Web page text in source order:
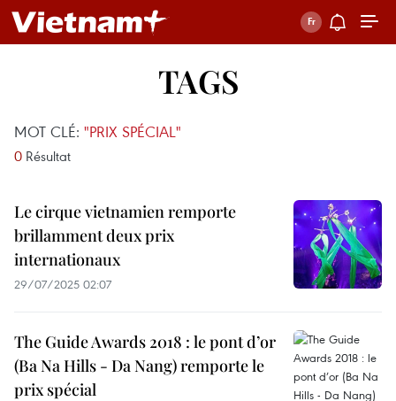
TAGS
MOT CLÉ: "PRIX SPÉCIAL"
0 Résultat
Le cirque vietnamien remporte
brillamment deux prix
internationaux
29/07/2025 02:07
The Guide Awards 2018 : le pont d’or
(Ba Na Hills - Da Nang) remporte le
prix spécial